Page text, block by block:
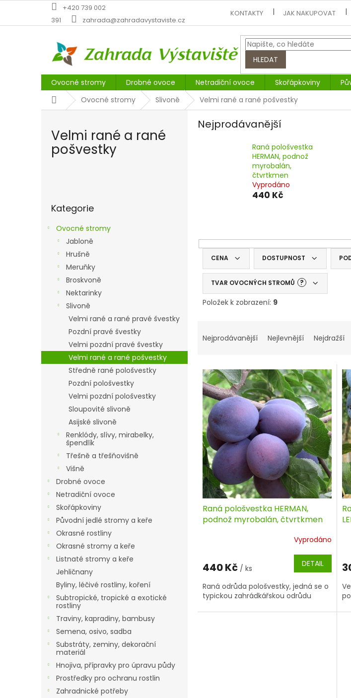
obsah
+420 739 002
391
zahrada@zahradavystaviste.cz
KONTAKTY JAK NAKUPOVAT
HLEDAT
Ovocné stromy Drobné ovoce Netradiční ovoce Skořápkoviny
DomůOvocné stromy Slivoně Velmi rané a rané pošvestky
Velmi rané a rané
pošvestky
kategorie
Kategorie
Ovocné stromy
Jabloně
Hrušně
Meruňky
Broskvoně
Nektarinky
Slivoně
Velmi rané a rané pravé švestky
Pozdní pravé švestky
Velmi pozdní pravé švestky
Velmi rané a rané pošvestky
Středně rané pološvestky
Pozdní pološvestky
Velmi pozdní pološvestky
Sloupovité slivoně
Asijské slivoně
Renklódy, slívy, mirabelky,
špendlík
Třešně a třešňovišně
Višně
Drobné ovoce
Netradiční ovoce
Skořápkoviny
Původní jedlé stromy a keře
Okrasné rostliny
Okrasné stromy a keře
Listnaté stromy a keře
Jehličnany
Byliny, léčivé rostliny, koření
Subtropické, tropické a exotické
rostliny
Traviny, kapradiny, bambusy
Semena, osivo, sadba
Substráty, zeminy, dekorační
materiál
Hnojiva, přípravky pro úpravu půdy
Prostředky pro ochranu rostlin
Zahradnické potřeby
Nejprodávanější
Raná pološvestka
HERMAN, podnož
myrobalán,
čtvrtkmen
Vyprodáno
440 Kč
CENA DOSTUPNOST
TVAR OVOCNÝCH STROMŮ
?
Položek k zobrazení: 9
p
o
d
u
ů
a
n
p
o
d
u
ů
Nejprodávanější Nejlevnější Nejdražší
Raná pološvestka HERMAN,
podnož myrobalán, čtvrtkmen
Vyprodáno
440 Kč / ks DETAIL
Raná odrůda pološvestky, jedná se o
typickou zahrádkářskou odrůdu